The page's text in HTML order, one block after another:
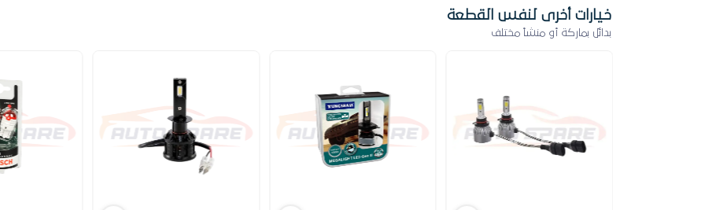
خيارات أخرى لنفس القطعة
بدائل بماركة أو منشأ مختلف